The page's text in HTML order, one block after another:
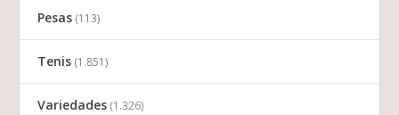
Pesas (113)
Tenis (1.851)
Variedades (1.326)